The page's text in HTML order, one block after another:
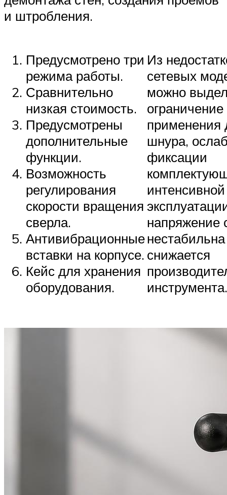
и штробления.
Предусмотрено три
режима работы.
Сравнительно
низкая стоимость.
Предусмотрены
дополнительные
функции.
Возможность
регулирования
скорости вращения
сверла.
Антивибрационные
вставки на корпусе.
Кейс для хранения
оборудования.
Из
сетевых
можно
ограничение
применения
шнура,
фиксации
интенсивной
напряжение
нестабильна
снижается
инструмента.